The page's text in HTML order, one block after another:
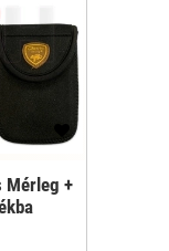
Mérleg +